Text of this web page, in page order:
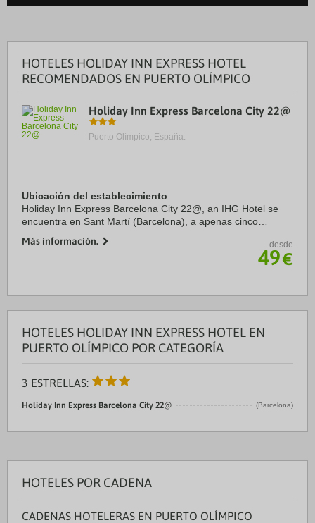
HOTELES HOLIDAY INN EXPRESS HOTEL
RECOMENDADOS EN PUERTO OLÍMPICO
Holiday Inn Express Barcelona City 22@
Puerto Olímpico, España.
Ubicación del establecimiento
Holiday Inn Express Barcelona City 22@, an IHG Hotel se
encuentra en Sant Martí (Barcelona), a apenas cinco
Sagrada Familia. Además, este hotel se ...
Más información. desde
49€
HOTELES HOLIDAY INN EXPRESS HOTEL EN
PUERTO OLÍMPICO POR CATEGORÍA
3 ESTRELLAS:
Holiday Inn Express Barcelona City 22@ (Barcelona)
HOTELES POR CADENA
CADENAS HOTELERAS EN PUERTO OLÍMPICO